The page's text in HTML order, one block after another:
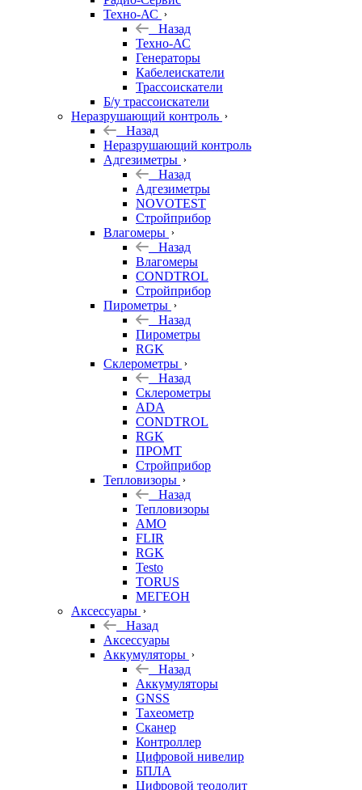
Техно-АС
Назад
Техно-АС
Генераторы
Кабелеискатели
Трассоискатели
Б/у трассоискатели
Неразрушающий контроль
Назад
Неразрушающий контроль
Адгезиметры
Назад
Адгезиметры
NOVOTEST
Стройприбор
Влагомеры
Назад
Влагомеры
CONDTROL
Стройприбор
Пирометры
Назад
Пирометры
RGK
Склерометры
Назад
Склерометры
ADA
CONDTROL
RGK
ПРОМТ
Стройприбор
Тепловизоры
Назад
Тепловизоры
AMO
FLIR
RGK
Testo
TORUS
МЕГЕОН
Аксессуары
Назад
Аксессуары
Аккумуляторы
Назад
Аккумуляторы
GNSS
Тахеометр
Сканер
Контроллер
Цифровой нивелир
БПЛА
Цифровой теодолит